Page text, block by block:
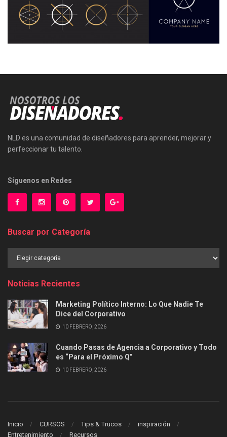
NLD es una comunidad de diseñadores para aprender, mejorar y
perfeccionar tu talento.
Síguenos en Redes
Buscar por Categoría
Noticias Recientes
Marketing Político Interno: Lo Que Nadie Te
Dice del Corporativo
10 FEBRERO, 2026
Cuando Pasas de Agencia a Corporativo y Todo
es “Para el Próximo Q”
10 FEBRERO, 2026
Inicio CURSOS Tips & Trucos
inspiración
Entretenimiento
Recursos